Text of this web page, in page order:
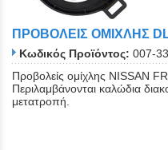
ΠΡΟΒΟΛΕΙΣ ΟΜΙΧΛΗΣ
Κωδικός Προϊόντος: 007-33
Προβολείς ομίχλης NISSAN
Περιλαμβάνονται καλώδια
μετατροπή.